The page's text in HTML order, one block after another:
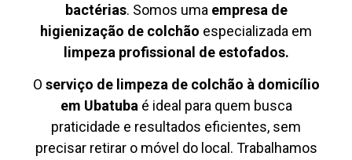
bactérias. Somos uma empresa de
higienização de colchão especializada em
limpeza profissional de estofados.
O serviço de limpeza de colchão à domicílio
em Ubatubaé ideal para quem busca
praticidade e resultados eficientes, sem
precisar retirar o móvel do local. Trabalhamos